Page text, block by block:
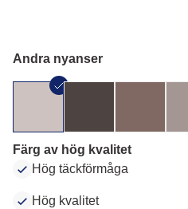
Andra nyanser
Färg av hög kvalitet
Hög täckförmåga
Hög kvalitet